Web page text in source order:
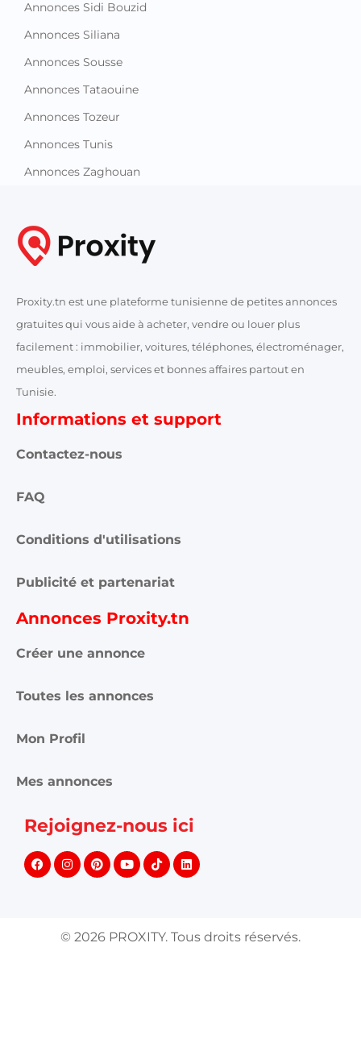
Annonces Sidi Bouzid
Annonces Siliana
Annonces Sousse
Annonces Tataouine
Annonces Tozeur
Annonces Tunis
Annonces Zaghouan
Proxity.tn est une plateforme tunisienne de petites annonces
gratuites qui vous aide à acheter, vendre ou louer plus
facilement : immobilier, voitures, téléphones, électroménager,
meubles, emploi, services et bonnes affaires partout en
Tunisie.
Informations et support
Contactez-nous
FAQ
Conditions d'utilisations
Publicité et partenariat
Annonces Proxity.tn
Créer une annonce
Toutes les annonces
Mon Profil
Mes annonces
Rejoignez-nous ici
© 2026 PROXITY. Tous droits réservés.